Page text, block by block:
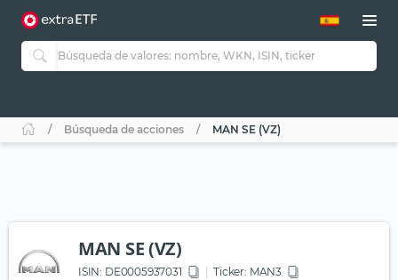
Búsqueda de acciones MAN SE (VZ)
MAN SE (VZ)
ISIN: DE0005937031 Ticker: MAN3